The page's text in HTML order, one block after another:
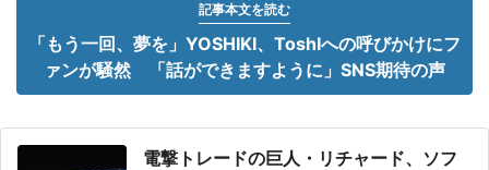
記事本文を読む
「もう一回、夢を」YOSHIKI、ToshIへの呼びかけにフ
ァンが騒然 「話ができますように」SNS期待の声
電撃トレードの巨人・リチャード、ソフ